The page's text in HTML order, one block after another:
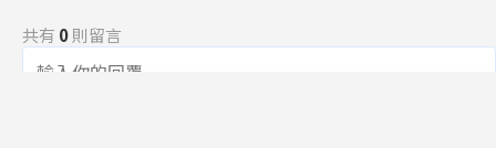
共有 0則留言